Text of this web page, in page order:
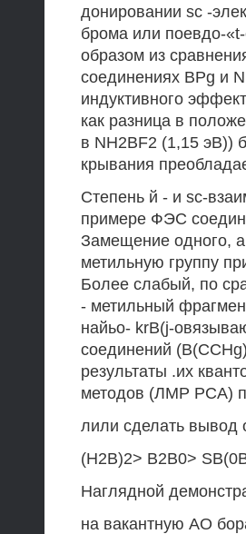
донировании sc -
брома или поевдо-
образом из
соединениях BPg и
индуктивного
как разница в
в NH2BF2 (1,15 эВ))
крывания
Степень й - и sc-
примере ФЭС
Замещение одного,
метильную группу
Более слабый, по
- метильный
найьо- krB(j-
соединений
результаты .их
методов (ЛМР РСА)
лили сделать вывод
(Н2В)2> В2В0>
Наглядной
на вакантную АО